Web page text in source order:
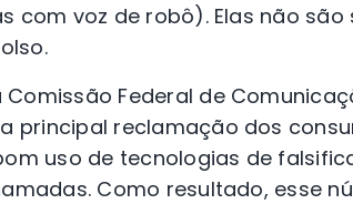
com voz de robô). Elas não
Federal de
principal reclamação dos
uso de tecnologias de
Como resultado, esse